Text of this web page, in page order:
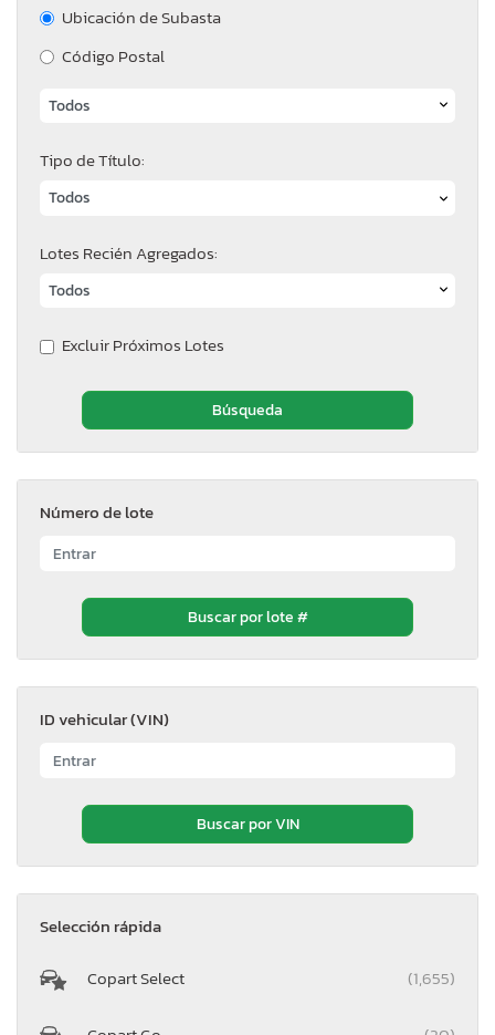
Ubicación de Subasta
Código Postal
Tipo de Título:
Lotes Recién Agregados:
Excluir Próximos Lotes
Número de lote
ID vehicular (VIN)
Selección rápida
Copart Select (1,655)